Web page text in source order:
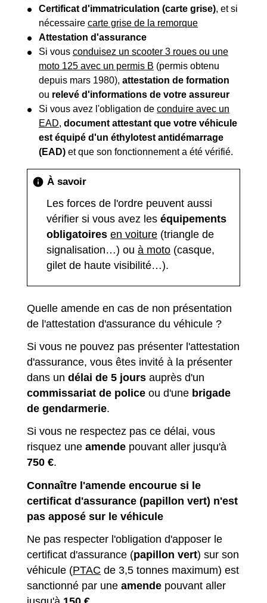
Certificat d'immatriculation (carte grise), et si
nécessaire carte grise de la remorque
Attestation d'assurance
Si vous conduisez un scooter 3 roues ou une
moto 125 avec un permis B (permis obtenu
depuis mars 1980), attestation de formation
ou relevé d'informations de votre assureur
Si vous avez l'obligation de conduire avec un
EAD, document attestant que votre véhicule
est équipé d'un éthylotest antidémarrage
(EAD) et que son fonctionnement a été vérifié.
info À savoir
Les forces de l'ordre peuvent aussi
vérifier si vous avez les équipements
obligatoires en voiture (triangle de
signalisation…) ou à moto (casque,
gilet de haute visibilité…).
Quelle amende en cas de non présentation
de l'attestation d'assurance du véhicule ?
Si vous ne pouvez pas présenter l'attestation
d'assurance, vous êtes invité à la présenter
dans un délai de 5 jours auprès d'un
commissariat de police ou d'une brigade
de gendarmerie.
Si vous ne respectez pas ce délai, vous
risquez une amende pouvant aller jusqu'à
750 €.
Connaître l'amende encourue si le
certificat d'assurance (papillon vert) n'est
pas apposé sur le véhicule
Ne pas respecter l'obligation d'apposer le
certificat d'assurance (papillon vert) sur son
véhicule (PTAC de 3,5 tonnes maximum) est
sanctionné par une amende pouvant aller